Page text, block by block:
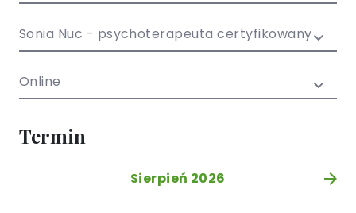
dla dzieci i
młodzieży
Sonia Nuc - psychoterapeuta certyfikowany
Online
Termin
Sierpień 2026 »